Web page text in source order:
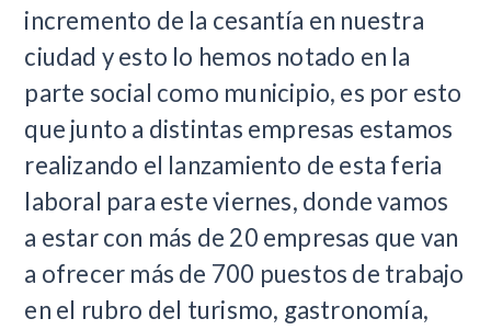
incremento de la cesantía en nuestra
ciudad y esto lo hemos notado en la
parte social como municipio, es por esto
que junto a distintas empresas estamos
realizando el lanzamiento de esta feria
laboral para este viernes, donde vamos
a estar con más de 20 empresas que van
a ofrecer más de 700 puestos de trabajo
en el rubro del turismo, gastronomía,